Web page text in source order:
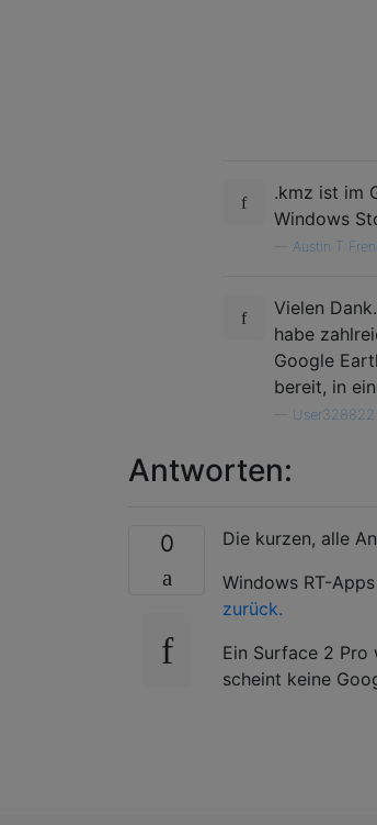
.kmz ist im
Windows
Austin T
Vielen
habe
Google
bereit, in
User328822
Antworten:
0
Die kurzen, alle
Windows RT-
zurück.
Ein Surface 2 Pro
scheint keine